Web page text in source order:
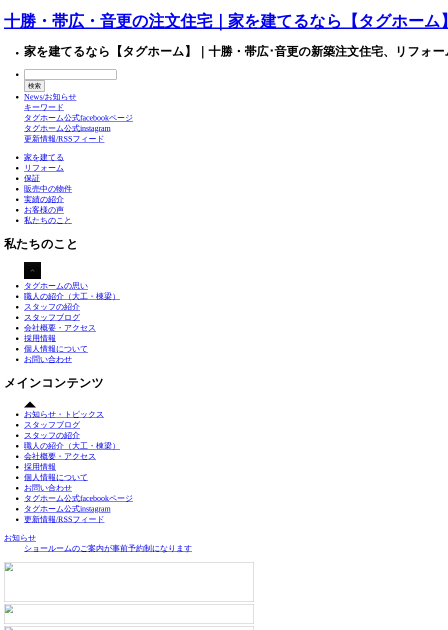
十勝・帯広・音更の注文住宅｜家を建てるなら【タグホーム】
家を建てるなら【タグホーム】｜十勝・帯広･音更の新築注文住宅、リフォー
News/お知らせ
キーワード
タグホーム公式facebookページ
タグホーム公式instagram
更新情報/RSSフィード
家を建てる
リフォーム
保証
販売中の物件
実績の紹介
お客様の声
私たちのこと
私たちのこと
タグホームの思い
職人の紹介（大工・棟梁）
スタッフの紹介
スタッフブログ
会社概要・アクセス
採用情報
個人情報について
お問い合わせ
メインコンテンツ
お知らせ・トピックス
スタッフブログ
スタッフの紹介
職人の紹介（大工・棟梁）
会社概要・アクセス
採用情報
個人情報について
お問い合わせ
タグホーム公式facebookページ
タグホーム公式instagram
更新情報/RSSフィード
お知らせ
ショールームのご案内が事前予約制になります